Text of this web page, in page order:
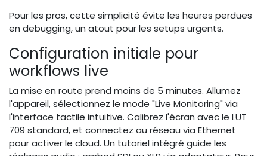
Pour les pros, cette simplicité évite les heures perdues
en debugging, un atout pour les setups urgents.
Configuration initiale pour
workflows live
La mise en route prend moins de 5 minutes. Allumez
l'appareil, sélectionnez le mode "Live Monitoring" via
l'interface tactile intuitive. Calibrez l'écran avec le LUT
709 standard, et connectez au réseau via Ethernet
pour activer le cloud. Un tutoriel intégré guide les